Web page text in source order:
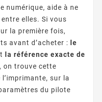
numérique, aide à ne
elles. Si vous
la première fois,
avant d’acheter :
le
la référence exacte de
on trouve cette
sur la
du pilote